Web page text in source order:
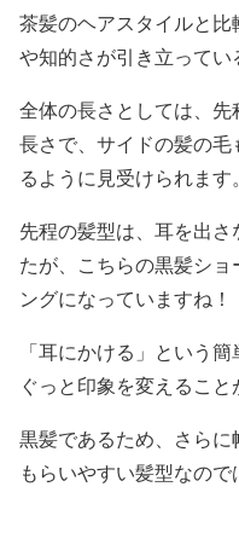
茶髪のヘアスタイルと
や知的さが引き立ってい
全体の長さとしては、 先
長さで、 サイドの髪の毛
るように見受けられます。
先程の髪型は、耳を出
たが、こちらの黒髪ショ
ングになっていますね！
「耳にかける」という
ぐっと印象を変えるこ
黒髪であるため、 さらに
もらいやすい髪型なので